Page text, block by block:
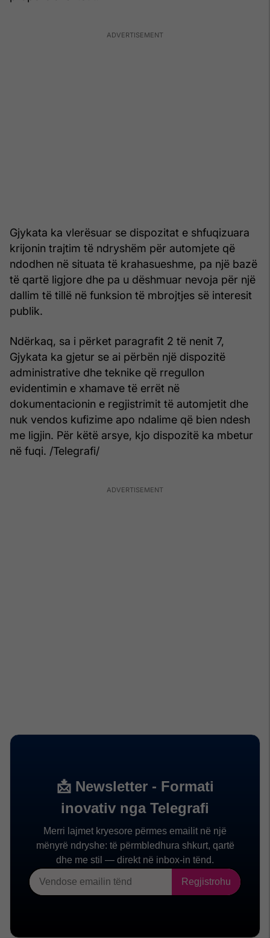
Gjykata ka vlerësuar se dispozitat e shfuqizuara
krijonin trajtim të ndryshëm për automjete që
ndodhen në situata të krahasueshme, pa një bazë
të qartë ligjore dhe pa u dëshmuar nevoja për një
dallim të tillë në funksion të mbrojtjes së interesit
publik.
Ndërkaq, sa i përket paragrafit 2 të nenit 7,
Gjykata ka gjetur se ai përbën një dispozitë
administrative dhe teknike që rregullon
evidentimin e xhamave të errët në
dokumentacionin e regjistrimit të automjetit dhe
nuk vendos kufizime apo ndalime që bien ndesh
me ligjin. Për këtë arsye, kjo dispozitë ka mbetur
në fuqi. /Telegrafi/